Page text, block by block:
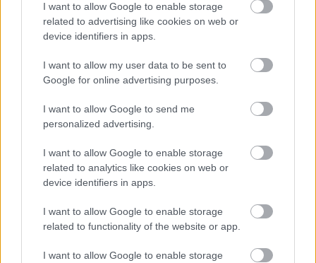
I want to allow Google to enable storage
related to advertising like cookies on web or
device identifiers in apps.
I want to allow my user data to be sent to
Google for online advertising purposes.
I want to allow Google to send me
personalized advertising.
I want to allow Google to enable storage
related to analytics like cookies on web or
device identifiers in apps.
I want to allow Google to enable storage
related to functionality of the website or app.
I want to allow Google to enable storage
Πυροσβεστική Σχολή: Νέος
κανονισμός για δόκιμους – Τι αλλάζει
εκπαίδευση
Σχολεία: 42 προσλήψεις καθαριστών
στον Δήμο Ηγουμενίτσας
ΑΣΕΠ: Οι τρεις επικρατέστεροι
υποψήφιοι για την ΑΕΜΥ